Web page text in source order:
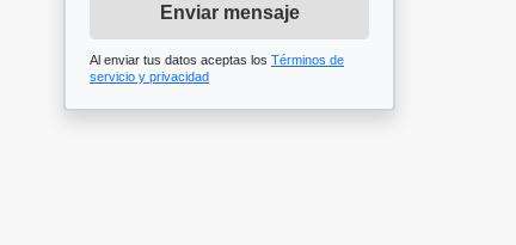
Enviar mensaje
Al enviar tus datos aceptas los Términos de
servicio y privacidad